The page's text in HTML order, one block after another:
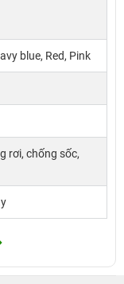
blue, Red, Pink
rơi, chống sốc,